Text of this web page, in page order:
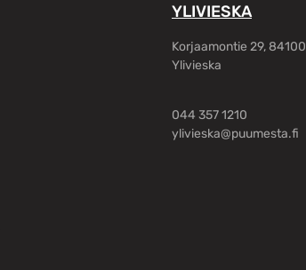
YLIVIESKA
Korjaamontie 29, 84100
Ylivieska
044 357 1210
ylivieska@puumesta.fi